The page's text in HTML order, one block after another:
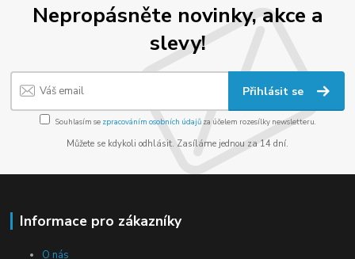
Nepropásněte novinky, akce a
slevy!
Přihlásit se
Souhlasím se zpracováním osobních údajůza účelem rozesílky newsletteru.
Můžete se kdykoli odhlásit. Zasíláme jednou za 14 dní.
Informace pro zákazníky
O nás